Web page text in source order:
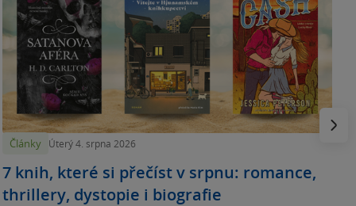
Články Úterý 4. srpna 2026
7 knih, které si přečíst v srpnu: romance,
thrillery, dystopie i biografie